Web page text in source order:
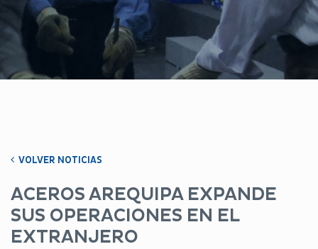
VOLVER NOTICIAS
ACEROS AREQUIPA EXPANDE
SUS OPERACIONES EN EL
EXTRANJERO